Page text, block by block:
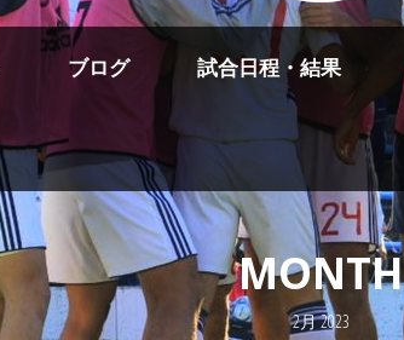
ブログ 試合日程・結果
MONTH
2月 2023